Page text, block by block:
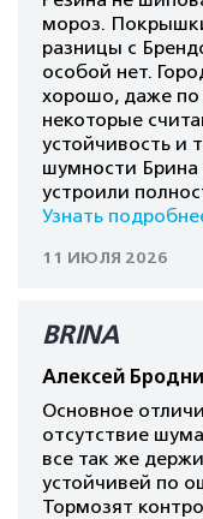
мороз.
разницы с
особой нет.
хорошо, даже по
некоторые
устойчивость и
шумности
устроили
Узнать
11 ИЮЛЯ 2026
BRINA
Алексей
Основное
отсутствие
все так же
устойчивей по
Тормозят